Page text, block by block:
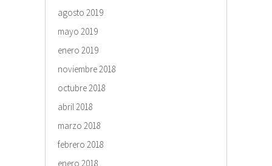
agosto 2019
mayo 2019
enero 2019
noviembre 2018
octubre 2018
abril 2018
marzo 2018
febrero 2018
enero 2018